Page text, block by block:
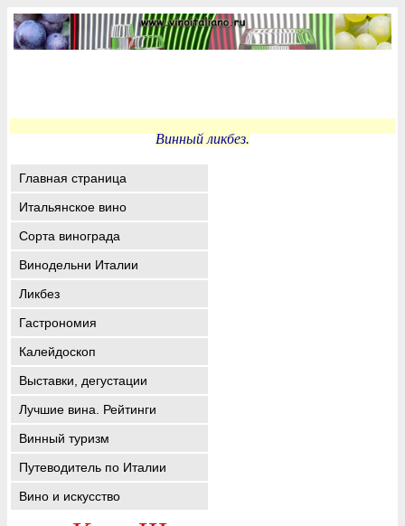
Винный ликбез.
Главная страница
Итальянское вино
Сорта винограда
Винодельни Италии
Ликбез
Гастрономия
Калейдоскоп
Выставки, дегустации
Лучшие вина. Рейтинги
Винный туризм
Путеводитель по Италии
Вино и искусство